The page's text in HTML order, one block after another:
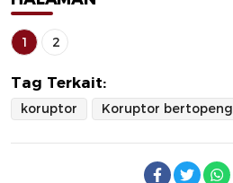
1 2
Tag Terkait:
koruptor Koruptor bertopeng